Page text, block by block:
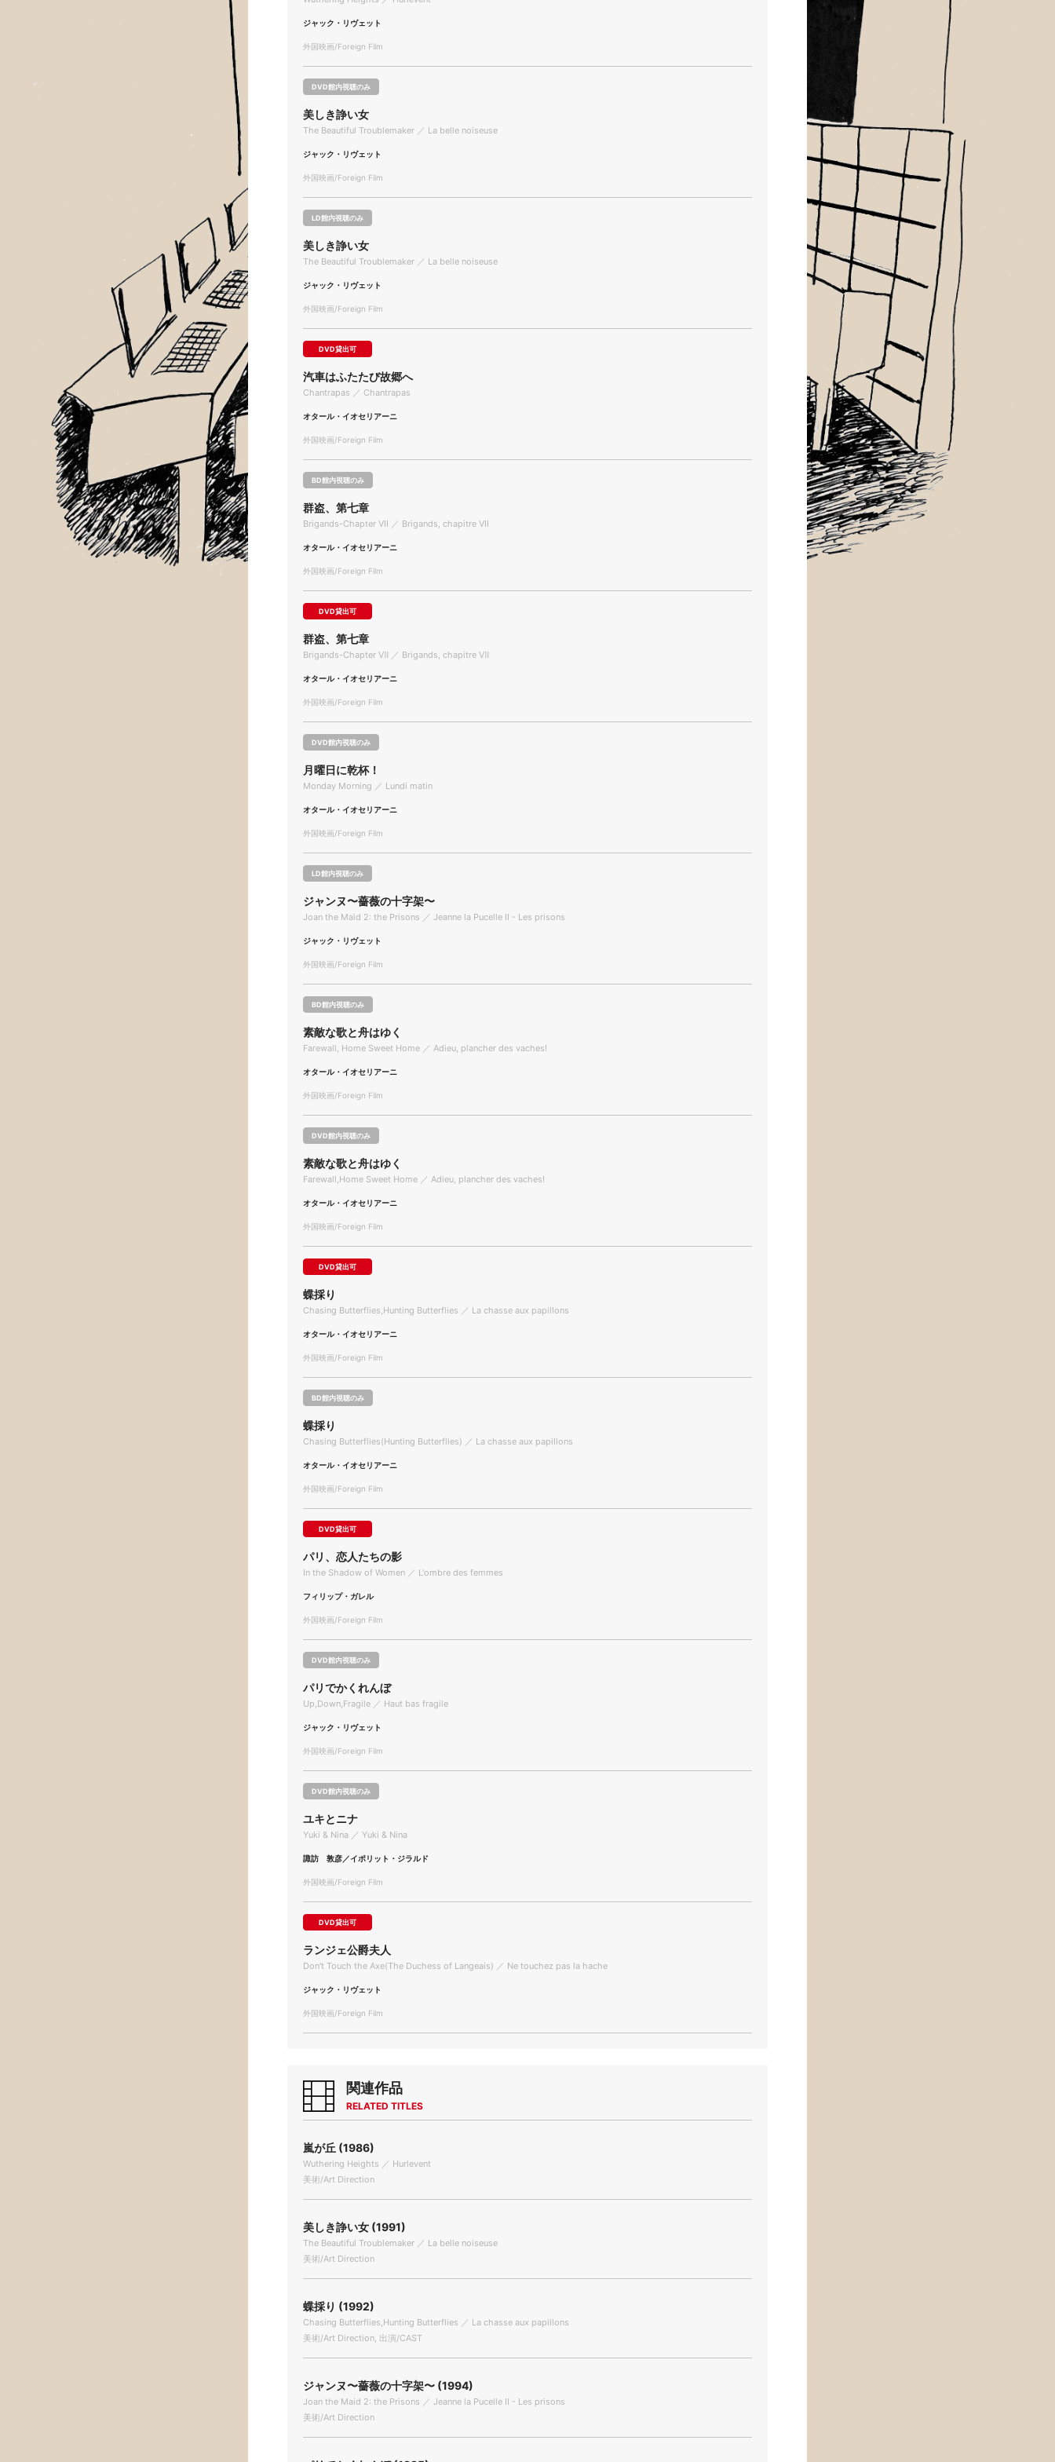
ジャック・リヴェット
外国映画/Foreign Film
DVD館内視聴のみ
美しき諍い女
The Beautiful Troublemaker ／ La belle noiseuse
ジャック・リヴェット
外国映画/Foreign Film
LD館内視聴のみ
美しき諍い女
The Beautiful Troublemaker ／ La belle noiseuse
ジャック・リヴェット
外国映画/Foreign Film
DVD貸出可
汽車はふたたび故郷へ
Chantrapas ／ Chantrapas
オタール・イオセリアーニ
外国映画/Foreign Film
BD館内視聴のみ
群盗、第七章
Brigands-Chapter VII ／ Brigands, chapitre VII
オタール・イオセリアーニ
外国映画/Foreign Film
DVD貸出可
群盗、第七章
Brigands-Chapter Ⅶ ／ Brigands, chapitre Ⅶ
オタール・イオセリアーニ
外国映画/Foreign Film
DVD館内視聴のみ
月曜日に乾杯！
Monday Morning ／ Lundi matin
オタール・イオセリアーニ
外国映画/Foreign Film
LD館内視聴のみ
ジャンヌ〜薔薇の十字架〜
Joan the Maid 2: the Prisons ／ Jeanne la Pucelle II - Les prisons
ジャック・リヴェット
外国映画/Foreign Film
BD館内視聴のみ
素敵な歌と舟はゆく
Farewall, Home Sweet Home ／ Adieu, plancher des vaches!
オタール・イオセリアーニ
外国映画/Foreign Film
DVD館内視聴のみ
素敵な歌と舟はゆく
Farewall,Home Sweet Home ／ Adieu, plancher des vaches!
オタール・イオセリアーニ
外国映画/Foreign Film
DVD貸出可
蝶採り
Chasing Butterflies,Hunting Butterflies ／ La chasse aux papillons
オタール・イオセリアーニ
外国映画/Foreign Film
BD館内視聴のみ
蝶採り
Chasing Butterflies(Hunting Butterflies) ／ La chasse aux papillons
オタール・イオセリアーニ
外国映画/Foreign Film
DVD貸出可
パリ、恋人たちの影
In the Shadow of Women ／ L'ombre des femmes
フィリップ・ガレル
外国映画/Foreign Film
DVD館内視聴のみ
パリでかくれんぼ
Up,Down,Fragile ／ Haut bas fragile
ジャック・リヴェット
外国映画/Foreign Film
DVD館内視聴のみ
ユキとニナ
Yuki & Nina ／ Yuki & Nina
諏訪 敦彦／イポリット・ジラルド
外国映画/Foreign Film
DVD貸出可
ランジェ公爵夫人
Don't Touch the Axe(The Duchess of Langeais) ／ Ne touchez pas la hache
ジャック・リヴェット
外国映画/Foreign Film
関連作品
RELATED TITLES
嵐が丘 (1986)
Wuthering Heights ／ Hurlevent
美術/Art Direction
美しき諍い女 (1991)
The Beautiful Troublemaker ／ La belle noiseuse
美術/Art Direction
蝶採り (1992)
Chasing Butterflies,Hunting Butterflies ／ La chasse aux papillons
美術/Art Direction, 出演/CAST
ジャンヌ〜薔薇の十字架〜 (1994)
Joan the Maid 2: the Prisons ／ Jeanne la Pucelle II - Les prisons
美術/Art Direction